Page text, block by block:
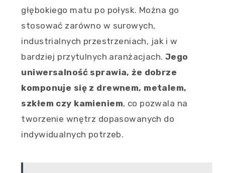
głębokiego matu po połysk. Można go
stosować zarówno w surowych,
industrialnych przestrzeniach, jak i w
bardziej przytulnych aranżacjach.Jego
uniwersalność sprawia, że dobrze
komponuje się z drewnem, metalem,
szkłem czy kamieniem, co pozwala na
tworzenie wnętrz dopasowanych do
indywidualnych potrzeb.